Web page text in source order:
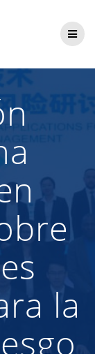
la